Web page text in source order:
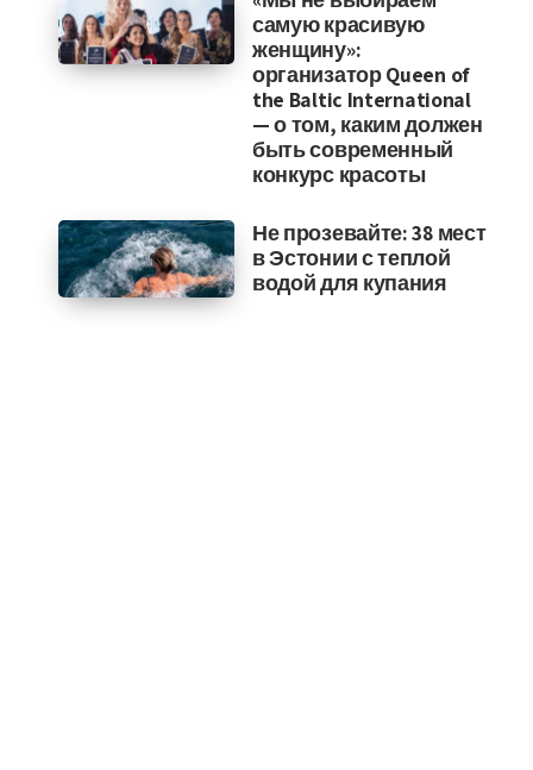
самую красивую
женщину»:
организатор Queen of
the Baltic International
— о том, каким должен
быть современный
конкурс красоты
Не прозевайте: 38 мест
в Эстонии с теплой
водой для купания